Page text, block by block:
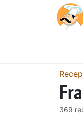
369